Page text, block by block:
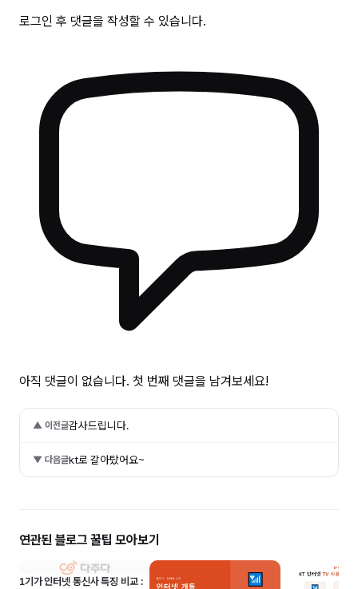
로그인 후 댓글을 작성할 수 있습니다.
아직 댓글이 없습니다. 첫 번째 댓글을 남겨보세요!
▲ 이전글감사드립니다.
▼ 다음글kt로 갈아탔어요~
연관된 블로그 꿀팁 모아보기
1기가 인터넷 통신사 특징 비교 :